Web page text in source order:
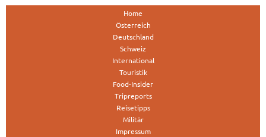
Home
Österreich
Deutschland
Schweiz
International
Touristik
Food-Insider
Tripreports
Reisetipps
Militär
Impressum